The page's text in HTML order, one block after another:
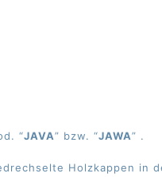
“JAVA” bzw. “JAWA” .
Holzkappen